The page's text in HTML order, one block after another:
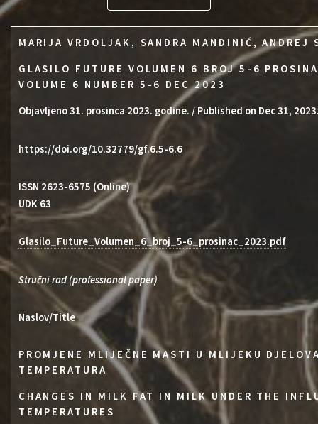
MARIJA VRDOLJAK, SANDRA MANDINIĆ, ANDREJ
GLASILO FUTURE VOLUMEN 6 BROJ 5-6
VOLUME 6 NUMBER 5-6 DEC 2023
Objavljeno 31. prosinca 2023. godine. / Published on Dec 31,
https://doi.org/10.32779/gf.6.5-6.6
ISSN 2623-6575 (Online)
UDK 63
Glasilo_Future_Volumen_6_broj_5-6_prosinac_2023.pdf
Stručni rad (professional paper)
Naslov/Title
PROMJENE MLIJEČNE MASTI U MLIJEKU
TEMPERATURA
CHANGES IN MILK FAT IN MILK UNDER THE
TEMPERATURES